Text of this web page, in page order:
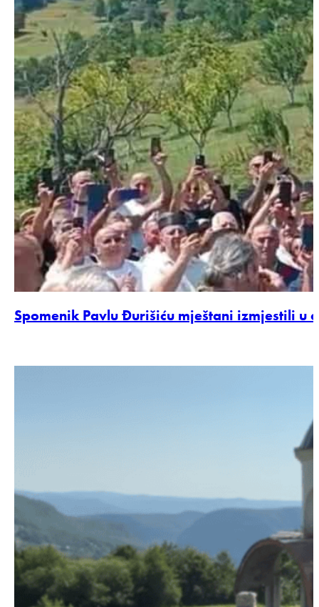
Spomenik Pavlu Đurišiću mještani izmjestili u